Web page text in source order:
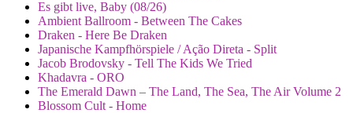
Es gibt live, Baby (08/26)
Ambient Ballroom - Between The Cakes
Draken - Here Be Draken
Japanische Kampfhörspiele / Ação Direta - Split
Jacob Brodovsky - Tell The Kids We Tried
Khadavra - ORO
The Emerald Dawn – The Land, The Sea, The Air Volume 2
Blossom Cult - Home